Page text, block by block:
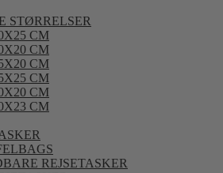
STØRRELSER
CM
CM
CM
CM
CM
CM
REJSETASKER